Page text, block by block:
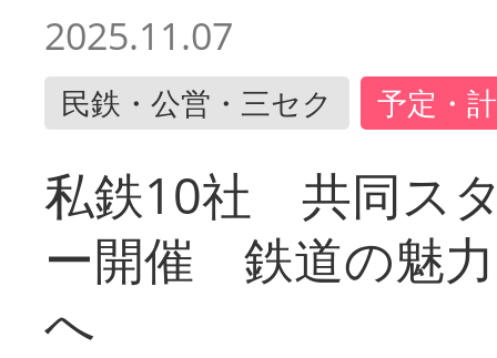
2025.11.07
民鉄・公営・三セク 予定・
私鉄10社 共同ス
ー開催 鉄道の魅
へ